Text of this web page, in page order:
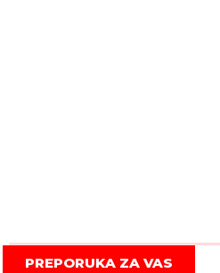
PREPORUKA ZA VAS